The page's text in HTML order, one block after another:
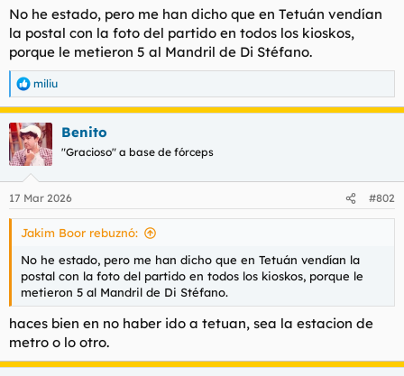
d
e
l
t
e
m
a
i
c
i
o
No he estado, pero me han dicho que en Tetuán vendían
la postal con la foto del partido en todos los kioskos,
porque le metieron 5 al Mandril de Di Stéfano.
R
e
a
c
c
i
e
s
miliu
Benito
"Gracioso" a base de fórceps
17 Mar 2026 #802
Jakim Boor rebuznó:
No he estado, pero me han dicho que en Tetuán vendían la
postal con la foto del partido en todos los kioskos, porque le
metieron 5 al Mandril de Di Stéfano.
haces bien en no haber ido a tetuan, sea la estacion de
metro o lo otro.